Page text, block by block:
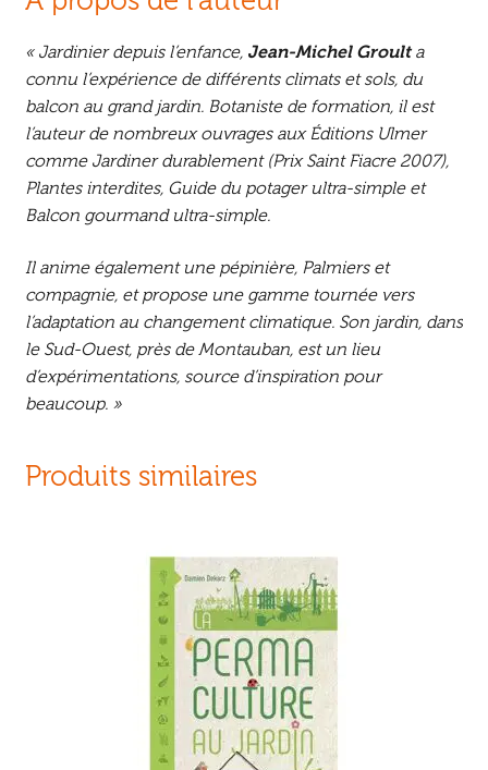
« Jardinier depuis l’enfance, Jean-Michel Groulta
connu l’expérience de différents climats et sols, du
balcon au grand jardin. Botaniste de formation, il est
l’auteur de nombreux ouvrages aux Éditions Ulmer
comme Jardiner durablement(Prix Saint Fiacre 2007),
Plantes interdites, Guide du potager ultra-simpleet
Balcon gourmand ultra-simple.
Il anime également une pépinière, Palmiers et
compagnie, et propose une gamme tournée vers
l’adaptation au changement climatique. Son jardin, dans
le Sud-Ouest, près de Montauban, est un lieu
d’expérimentations, source d’inspiration pour
beaucoup. »
Produits similaires